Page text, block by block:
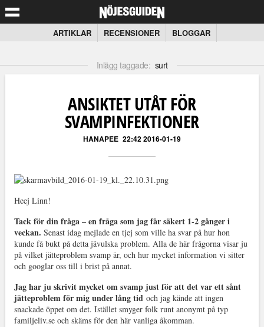
ARTIKLAR RECENSIONER BLOGGAR
Inlägg taggade: surt
ANSIKTET UTÅT FÖR
SVAMPINFEKTIONER
HANAPEE 22:42 2016-01-19
Heej Linn!
Tack för din fråga – en fråga som jag får säkert 1-2 gånger i
veckan. Senast idag mejlade en tjej som ville ha svar på hur hon
kunde få bukt på detta jävulska problem. Alla de här frågorna visar ju
på vilket jätteproblem svamp är, och hur mycket information vi sitter
och googlar oss till i brist på annat.
Jag har ju skrivit mycket om svamp just för att det var ett sånt
jätteproblem för mig under lång tid och jag kände att ingen
snackade öppet om det. Istället smyger folk runt anonymt på typ
familjeliv.se och skäms för den här vanliga åkomman.